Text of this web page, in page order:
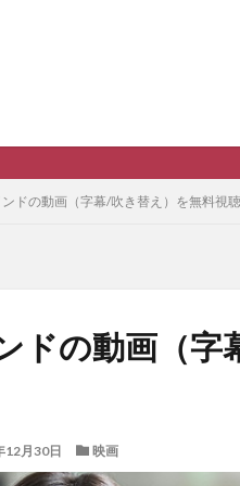
韓国ドラマの動画を無料視
ドの動画（字幕/吹き替え）を無料視
ドの動画（字
12月30日 映画